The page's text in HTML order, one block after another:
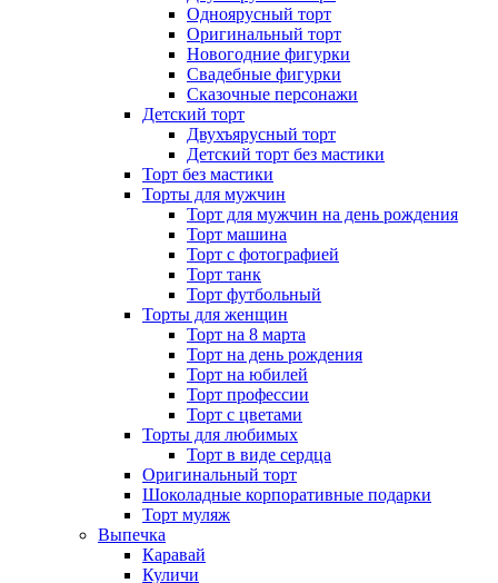
Одноярусный торт
Оригинальный торт
Новогодние фигурки
Свадебные фигурки
Сказочные персонажи
Детский торт
Двухъярусный торт
Детский торт без мастики
Торт без мастики
Торты для мужчин
Торт для мужчин на день рождения
Торт машина
Торт с фотографией
Торт танк
Торт футбольный
Торты для женщин
Торт на 8 марта
Торт на день рождения
Торт на юбилей
Торт профессии
Торт с цветами
Торты для любимых
Торт в виде сердца
Оригинальный торт
Шоколадные корпоративные подарки
Торт муляж
Выпечка
Каравай
Куличи